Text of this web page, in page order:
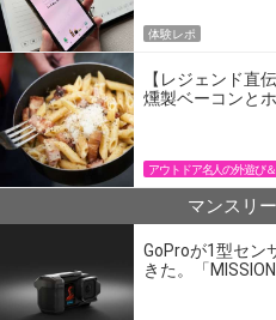
体験レポ
【レジェンド直
燻製ベーコンと
アウトドア名人の外遊び
マンスリ
GoProが1型セン
きた。「